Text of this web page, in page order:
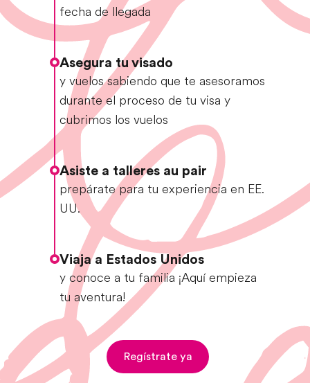
fecha de llegada
Asegura tu visado
y vuelos sabiendo que te asesoramos
durante el proceso de tu visa y
cubrimos los vuelos
Asiste a talleres au pair
prepárate para tu experiencia en EE.
UU.
Viaja a Estados Unidos
y conoce a tu familia ¡Aquí empieza
tu aventura!
Regístrate ya